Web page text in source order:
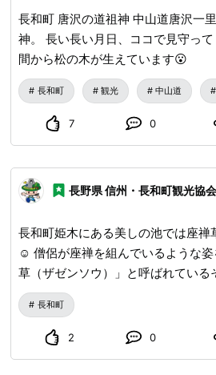
長和町 唐沢の道祖神 中山道唐沢一里塚の近くにある道祖
神。 長い長い月日、ココで見守っ
間から松の木が生えています😮
長和町 観光 中山道
7 0
長野県 信州・長和町観光協会
長和町姫木にある美しの池では座禅
☺️ 僧侶が座禅を組んでいるような
草（ザゼンソウ）」と呼ばれている
長和町
2 0